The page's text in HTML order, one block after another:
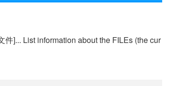
]... List information about the FILEs (the cur